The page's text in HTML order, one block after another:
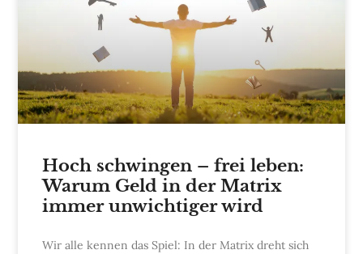
Hoch schwingen – frei leben:
Warum Geld in der Matrix
immer unwichtiger wird
Wir alle kennen das Spiel: In der Matrix dreht sich